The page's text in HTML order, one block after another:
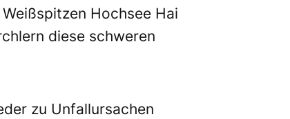
Hochsee Hai
diese schweren
zu Unfallursachen